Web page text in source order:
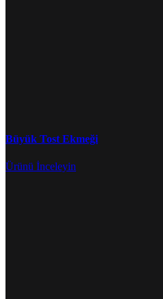
Büyük Tost Ekmeği
Ürünü İnceleyin